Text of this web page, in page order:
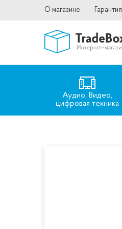
О магазине Гарантия
Аудио, Видео,
цифровая техника